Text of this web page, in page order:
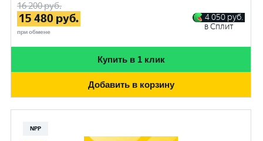
16 200руб.
15 480 руб.
при обмене
4 050 руб.
в Сплит
Купить в 1 клик
Добавить в корзину
NPP